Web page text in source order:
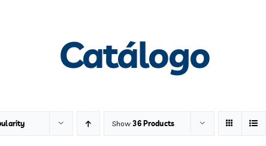
Catálogo
Show36 Products